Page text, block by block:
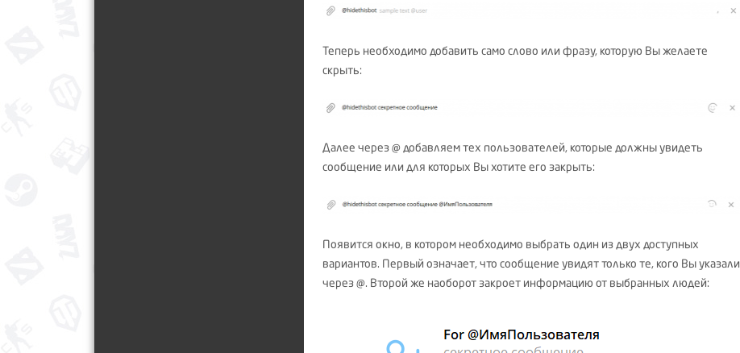
Теперь необходимо добавить само слово или фразу, которую Вы желаете
скрыть:
Далее через @ добавляем тех пользователей, которые должны увидеть
сообщение или для которых Вы хотите его закрыть:
Появится окно, в котором необходимо выбрать один из двух доступных
вариантов. Первый означает, что сообщение увидят только те, кого Вы указали
через @. Второй же наоборот закроет информацию от выбранных людей: